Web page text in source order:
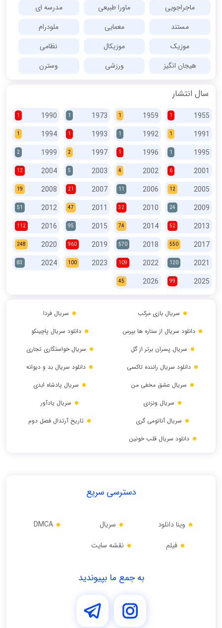
ماجراجویی
ماورا طبیعی
مدرسه ای
مستند
معمایی
ملودرام
موزیک
موزیکال
نظامی
هیجان انگیز
ورزشی وسترن
سال انتشار
1955
1
1959
1
1973
1
1990
1
1991
1
1992
1
1993
1
1994
1
1995
1
1996
1
1997
2
1999
2
2001
6
2002
4
2003
5
2004
12
2005
12
2006
11
2007
21
2008
19
2009
24
2010
32
2011
47
2012
51
2013
52
2014
74
2015
95
2016
112
2017
550
2018
570
2019
960
2020
248
2021
120
2022
109
2023
100
2024
83
2025
99
2026
45
سریال بازی مرکب
دانلود سریال از ستاره ها بپرس
سریال پسران برتر از گل
دانلود سریال راننده تاکسی
سریال عشق مخفی من
سریال ونزدی
سریال آناتومی گری
دانلود سریال قلب خونین
سریال فردا
دانلود سریال پاچینکو
سریال خواستگاری تجاری
دانلود سریال بد و دیوانه
سریال پادشاه ابدی
سریال یادآور
تاریخ آرتدال فصل دوم
دسترسی سریع
وینا دانلود
فیلم
سریال
نقشه سایت
DMCA
به جمع ما بپیوندید